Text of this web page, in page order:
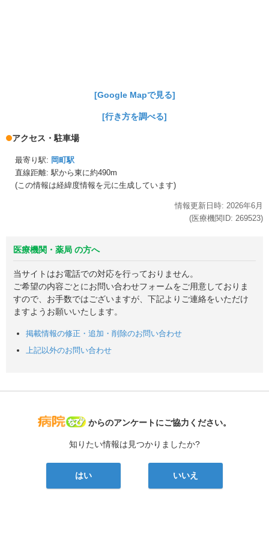
[Google Mapで見る]
[行き方を調べる]
アクセス・駐車場
最寄り駅: 岡町駅
直線距離: 駅から東に約490m
(この情報は経緯度情報を元に生成しています)
情報更新日時: 2026年6月
(医療機関ID: 269523)
医療機関・薬局 の方へ
当サイトはお電話での対応を行っておりません。
ご希望の内容ごとにお問い合わせフォームをご用意しておりま
すので、お手数ではございますが、下記よりご連絡をいただけ
ますようお願いいたします。
掲載情報の修正・追加・削除のお問い合わせ
上記以外のお問い合わせ
病院なび
からのアンケートにご協力ください。
知りたい情報は見つかりましたか?
はい いいえ